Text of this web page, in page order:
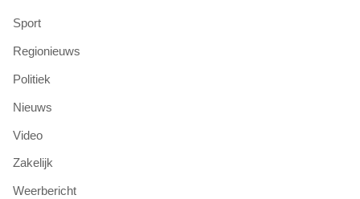
Sport
Regionieuws
Politiek
Nieuws
Video
Zakelijk
Weerbericht